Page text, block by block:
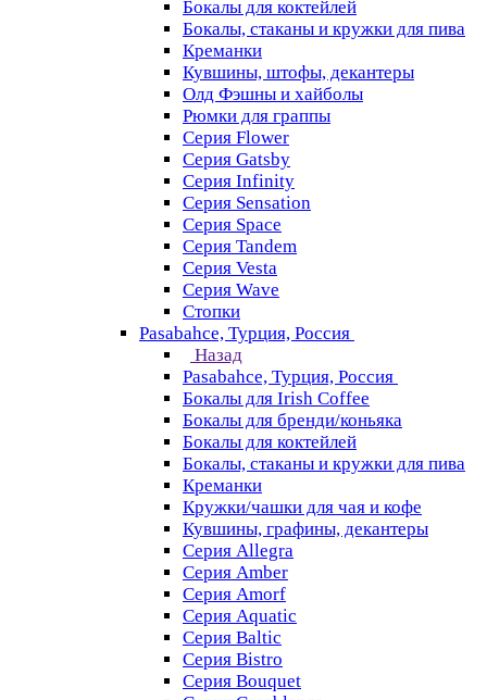
Бокалы для коктейлей
Бокалы, стаканы и кружки для пива
Креманки
Кувшины, штофы, декантеры
Олд Фэшны и хайболы
Рюмки для граппы
Серия Flower
Серия Gatsby
Серия Infinity
Серия Sensation
Серия Space
Серия Tandem
Серия Vesta
Серия Wave
Стопки
Pasabahce, Турция, Россия
Назад
Pasabahce, Турция, Россия
Бокалы для Irish Coffee
Бокалы для бренди/коньяка
Бокалы для коктейлей
Бокалы, стаканы и кружки для пива
Креманки
Кружки/чашки для чая и кофе
Кувшины, графины, декантеры
Серия Allegra
Серия Amber
Серия Amorf
Серия Aquatic
Серия Baltic
Серия Bistro
Серия Bouquet